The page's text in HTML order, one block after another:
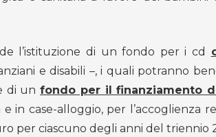
l’istituzione di un fondo per i cd
e disabili –, i quali potranno
di un fondo per il finanziamento
in case-alloggio, per l’accoglienza
per ciascuno degli anni del triennio